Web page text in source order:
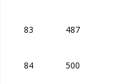
83 487
84 500